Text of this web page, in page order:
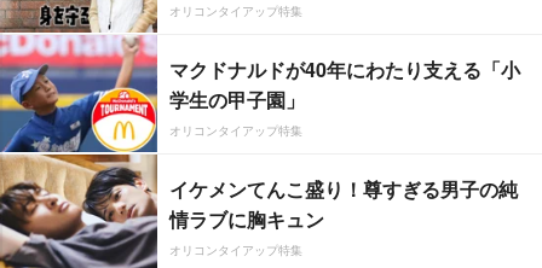
オリコンタイアップ特集
マクドナルドが40年にわたり支える「小
学生の甲子園」
オリコンタイアップ特集
イケメンてんこ盛り！尊すぎる男子の純
情ラブに胸キュン
オリコンタイアップ特集